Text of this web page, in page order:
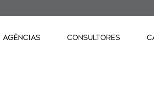
AGÊNCIAS CONSULTORES